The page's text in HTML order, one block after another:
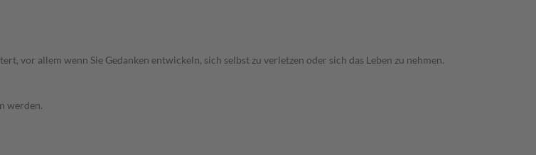
vor allem wenn Sie Gedanken entwickeln, sich selbst zu verletzen oder sich das Leben zu nehmen.
werden.